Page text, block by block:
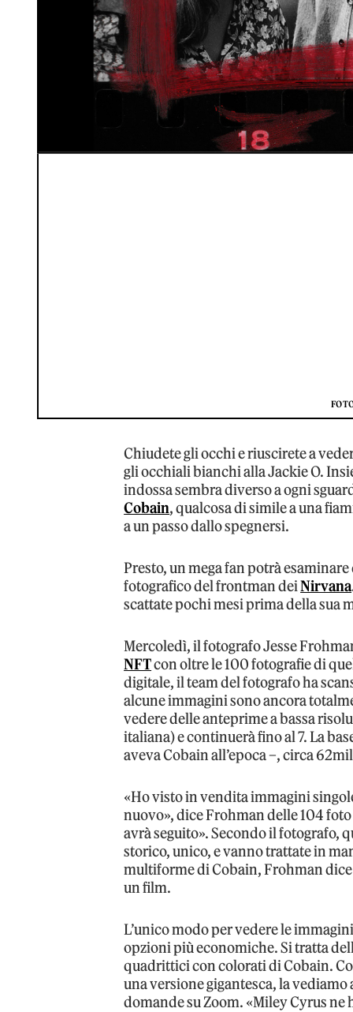
Chiudete gli occhi e riuscirete a
gli occhiali bianchi alla Jackie O.
indossa sembra diverso a ogni
Cobain, qualcosa di simile a una
a un passo dallo spegnersi.
Presto, un mega fan potrà
fotografico del frontman deiNirvana
scattate pochi mesi prima della sua
Mercoledì, il fotografo Jesse
NFTcon oltre le 100 fotografie di
digitale, il team del fotografo ha
alcune immagini sono ancora
vedere delle anteprime a bassa
italiana) e continuerà fino al 7. La
aveva Cobain all’epoca –, circa
«Ho visto in vendita immagini
nuovo», dice Frohman delle 104
avrà seguito». Secondo il fotografo,
storico, unico, e vanno trattate in
multiforme di Cobain, Frohman
un film.
L’unico modo per vedere le
opzioni più economiche. Si tratta
quadrittici con colorati di Cobain.
una versione gigantesca, la
domande su Zoom. «Miley Cyrus